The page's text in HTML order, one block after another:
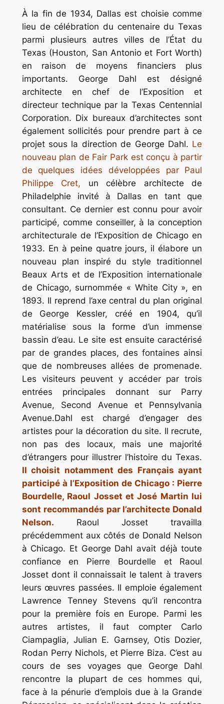
À la fin de 1934, Dallas est choisie comme
lieu de célébration du centenaire du Texas
parmi plusieurs autres villes de l’État du
Texas (Houston, San Antonio et Fort Worth)
en raison de moyens financiers plus
importants. George Dahl est désigné
architecte en chef de l’Exposition et
directeur technique par la Texas Centennial
Corporation. Dix bureaux d’architectes sont
également sollicités pour prendre part à ce
projet sous la direction de George Dahl. Le
nouveau plan de Fair Park est conçu à partir
de quelques idées développées par Paul
Philippe Cret, un célèbre architecte de
Philadelphie invité à Dallas en tant que
consultant. Ce dernier est connu pour avoir
participé, comme conseiller, à la conception
architecturale de l’Exposition de Chicago en
1933. En à peine quatre jours, il élabore un
nouveau plan inspiré du style traditionnel
Beaux Arts et de l’Exposition internationale
de Chicago, surnommée « White City », en
1893. Il reprend l’axe central du plan original
de George Kessler, créé en 1904, qu’il
matérialise sous la forme d’un immense
bassin d’eau. Le site est ensuite caractérisé
par de grandes places, des fontaines ainsi
que de nombreuses allées de promenade.
Les visiteurs peuvent y accéder par trois
entrées principales donnant sur Parry
Avenue, Second Avenue et Pennsylvania
Avenue.Dahl est chargé d’engager des
artistes pour la décoration du site. Il recrute,
non pas des locaux, mais une majorité
d’étrangers pour illustrer l’histoire du Texas.
Il choisit notamment des Français ayant
participé à l’Exposition de Chicago : Pierre
Bourdelle, Raoul Josset et José Martin lui
sont recommandés par l’architecte Donald
Nelson. Raoul Josset travailla
précédemment aux côtés de Donald Nelson
à Chicago. Et George Dahl avait déjà toute
confiance en Pierre Bourdelle et Raoul
Josset dont il connaissait le talent à travers
leurs œuvres passées. Il emploie également
Lawrence Tenney Stevens qu’il rencontra
pour la première fois en Europe. Parmi les
autres artistes, il faut compter Carlo
Ciampaglia, Julian E. Garnsey, Otis Dozier,
Rodan Perry Nichols, et Pierre Biza. C’est au
cours de ses voyages que George Dahl
rencontre la plupart de ces hommes qui,
face à la pénurie d’emplois due à la Grande